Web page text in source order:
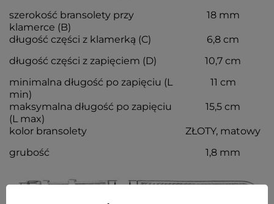
szerokość bransolety przy
klamerce (B)
18 mm
długość części z klamerką (C)
6,8 cm
długość części z zapięciem (D)
10,7 cm
minimalna długość po zapięciu (L
min)
11 cm
maksymalna długość po zapięciu
(L max)
15,5 cm
kolor bransolety
ZŁOTY, matowy
grubość
1,8 mm